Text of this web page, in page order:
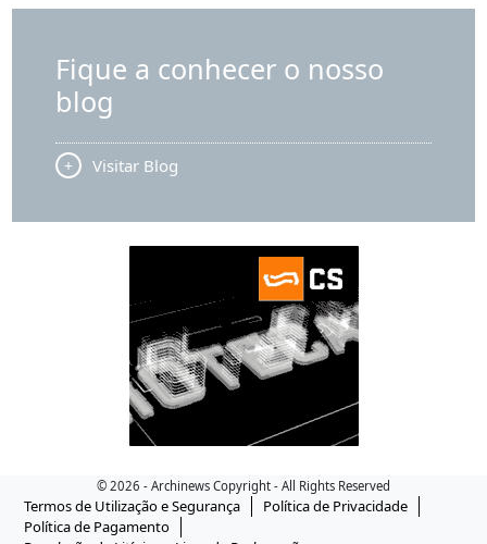
Fique a conhecer o nosso
blog
Visitar Blog
© 2026 - Archinews Copyright - All Rights Reserved
Termos de Utilização e Segurança
Política de Privacidade
Política de Pagamento